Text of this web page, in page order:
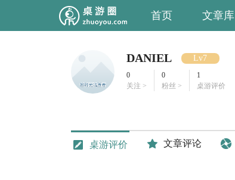
首页 文章库
DANIEL Lv7
0
关注 >
0
粉丝 >
1
桌游评价
桌游评价 文章评论